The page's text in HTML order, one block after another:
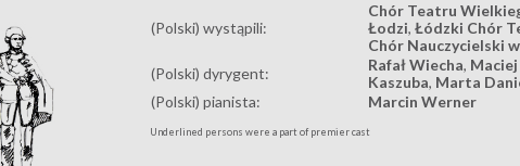
(Polski) wystąpili:
Chór Teatru
Łodzi,Łódzki Chór
Chór Nauczycielski
(Polski) dyrygent:
Rafał Wiecha,
Kaszuba, Marta
(Polski) pianista:
Marcin Werner
Underlined persons were a part of premier cast